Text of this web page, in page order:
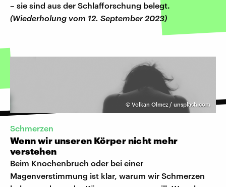
– sie sind aus der Schlafforschung belegt.
(Wiederholung vom 12. September 2023)
© Volkan Olmez / unsplash.com
Schmerzen
Wenn wir unseren Körper nicht mehr
verstehen
Beim Knochenbruch oder bei einer
Magenverstimmung ist klar, warum wir Schmerzen